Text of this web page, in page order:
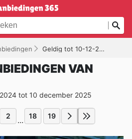
Geldig tot 10-12-2025
VAN
tot 10 december 2025
2 ... 18 19